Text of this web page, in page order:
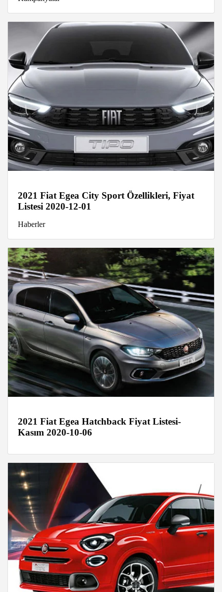
2021 Fiat Egea City Sport Özellikleri, Fiyat
Listesi 2020-12-01
Haberler
2021 Fiat Egea Hatchback Fiyat Listesi-
Kasım 2020-10-06